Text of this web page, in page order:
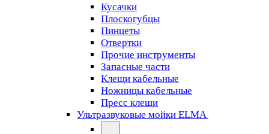
Кусачки
Плоскогубцы
Пинцеты
Отвертки
Прочие инструменты
Запасные части
Клещи кабельные
Ножницы кабельные
Пресс клещи
Ультразвуковые мойки ELMA